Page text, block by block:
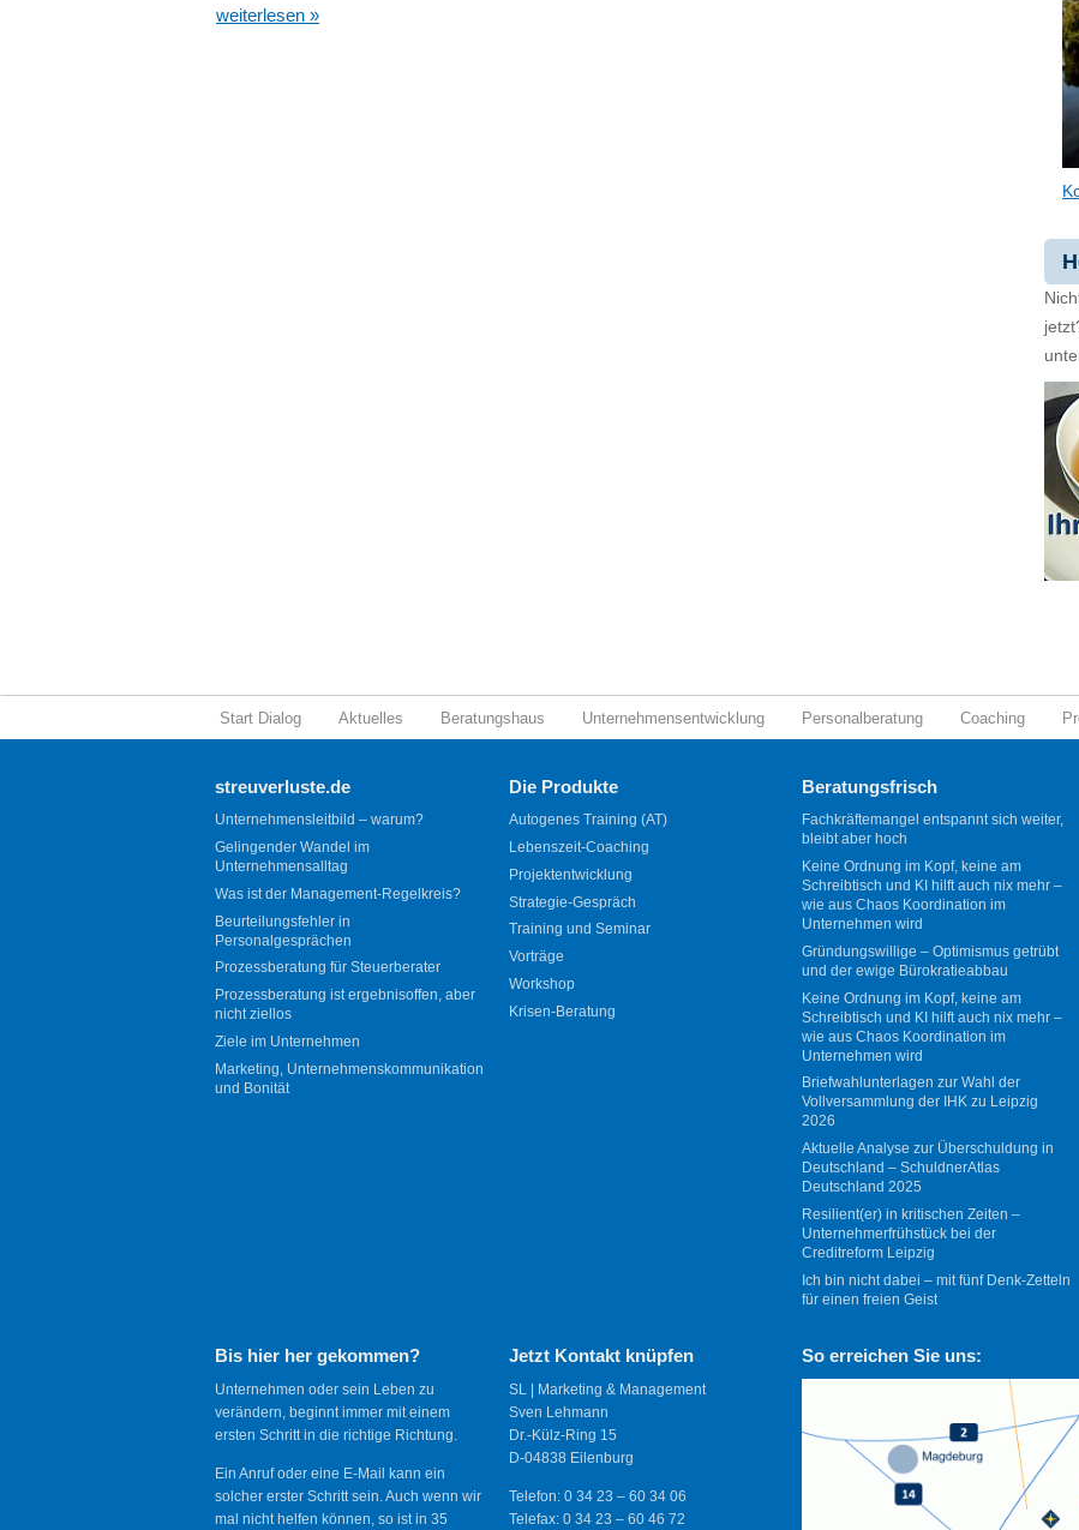
weiterlesen »
Start Dialog Aktuelles Beratungshaus Unternehmensentwicklung Personalberatung Coaching
streuverluste.de
Unternehmensleitbild – warum?
Gelingender Wandel im
Unternehmensalltag
Was ist der Management-Regelkreis?
Beurteilungsfehler in
Personalgesprächen
Prozessberatung für Steuerberater
Prozessberatung ist ergebnisoffen, aber
nicht ziellos
Ziele im Unternehmen
Marketing, Unternehmenskommunikation
und Bonität
Die Produkte
Autogenes Training (AT)
Lebenszeit-Coaching
Projektentwicklung
Strategie-Gespräch
Training und Seminar
Vorträge
Workshop
Krisen-Beratung
Beratungsfrisch
Fachkräftemangel entspannt sich weiter,
bleibt aber hoch
Keine Ordnung im Kopf, keine am
Schreibtisch und KI hilft auch nix mehr –
wie aus Chaos Koordination im
Unternehmen wird
Gründungswillige – Optimismus getrübt
und der ewige Bürokratieabbau
Keine Ordnung im Kopf, keine am
Schreibtisch und KI hilft auch nix mehr –
wie aus Chaos Koordination im
Unternehmen wird
Briefwahlunterlagen zur Wahl der
Vollversammlung der IHK zu Leipzig
2026
Aktuelle Analyse zur Überschuldung in
Deutschland – SchuldnerAtlas
Deutschland 2025
Resilient(er) in kritischen Zeiten –
Unternehmerfrühstück bei der
Creditreform Leipzig
Ich bin nicht dabei – mit fünf Denk-Zetteln
für einen freien Geist
Bis hier her gekommen?
Unternehmen oder sein Leben zu
verändern, beginnt immer mit einem
ersten Schritt in die richtige Richtung.
Ein Anruf oder eine E-Mail kann ein
solcher erster Schritt sein. Auch wenn wir
mal nicht helfen können, so ist in 35
Jetzt Kontakt knüpfen
SL | Marketing & Management
Sven Lehmann
Dr.-Külz-Ring 15
D-04838 Eilenburg
Telefon: 0 34 23 – 60 34 06
Telefax: 0 34 23 – 60 46 72
So erreichen Sie uns: